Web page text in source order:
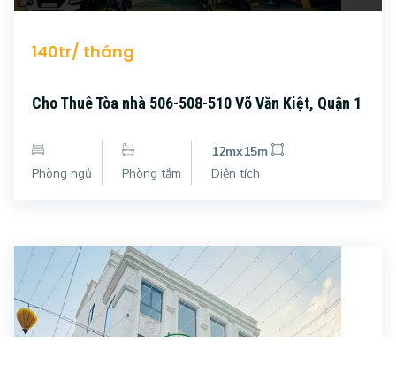
140tr/ tháng
Cho Thuê Tòa nhà 506-508-510 Võ Văn Kiệt, Quận 1
Phòng ngủ Phòng tắm
12mx15m
Diện tích